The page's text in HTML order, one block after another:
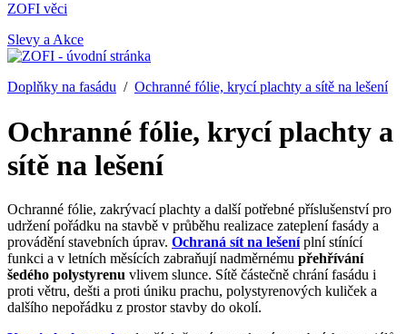
ZOFI věci
Slevy a Akce
Doplňky na fasádu / Ochranné fólie, krycí plachty a sítě na lešení
Ochranné fólie, krycí plachty a
sítě na lešení
Ochranné fólie, zakrývací plachty a další potřebné příslušenství pro
udržení pořádku na stavbě v průběhu realizace zateplení fasády a
provádění stavebních úprav. Ochraná sít na lešeníplní stínící
funkci a v letních měsících zabraňují nadměrnému přehřívání
šedého polystyrenu vlivem slunce. Sítě částečně chrání fasádu i
proti větru, dešti a proti úniku prachu, polystyrenových kuliček a
dalšího nepořádku z prostor stavby do okolí.